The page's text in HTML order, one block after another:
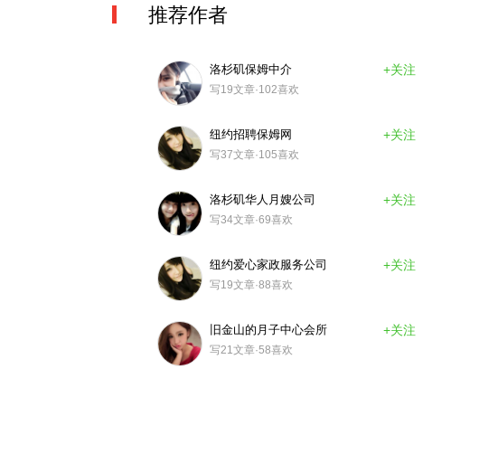
推荐作者
+关注
洛杉矶保姆中介
写19文章·102喜欢
+关注
纽约招聘保姆网
写37文章·105喜欢
+关注
洛杉矶华人月嫂公司
写34文章·69喜欢
+关注
纽约爱心家政服务公司
写19文章·88喜欢
+关注
旧金山的月子中心会所
写21文章·58喜欢